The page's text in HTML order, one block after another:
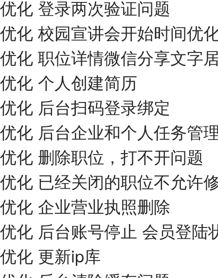
优化 登录两次验证问题
优化 校园宣讲会开始时间优
优化 职位详情微信分享文字
优化 个人创建简历
优化 后台扫码登录绑定
优化 后台企业和个人任务管
优化 删除职位，打不开问题
优化 已经关闭的职位不允许
优化 企业营业执照删除
优化 后台账号停止 会员登陆
优化 更新ip库